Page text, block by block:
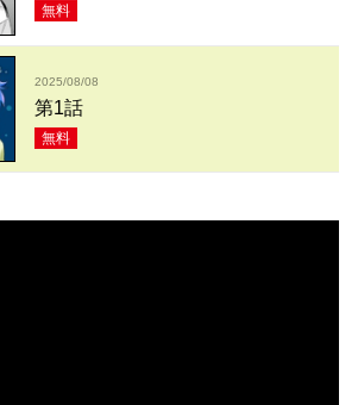
無料
2025/08/08
第1話
無料